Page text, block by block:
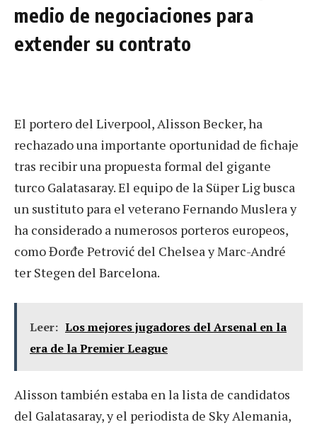
medio de negociaciones para
extender su contrato
El portero del Liverpool, Alisson Becker, ha
rechazado una importante oportunidad de fichaje
tras recibir una propuesta formal del gigante
turco Galatasaray. El equipo de la Süper Lig busca
un sustituto para el veterano Fernando Muslera y
ha considerado a numerosos porteros europeos,
como Đorđe Petrović del Chelsea y Marc-André
ter Stegen del Barcelona.
Leer: Los mejores jugadores del Arsenal en la
era de la Premier League
Alisson también estaba en la lista de candidatos
del Galatasaray, y el periodista de Sky Alemania,